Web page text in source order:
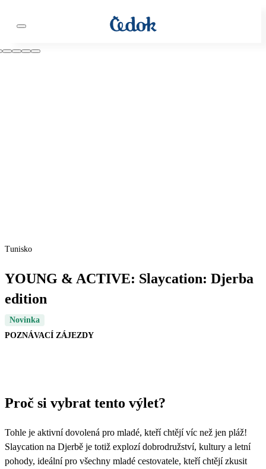
Tunisko
YOUNG & ACTIVE: Slaycation: Djerba
edition
Novinka
POZNÁVACÍ ZÁJEZDY
Proč si vybrat tento výlet?
Tohle je aktivní dovolená pro mladé, kteří chtějí víc než jen pláž!
Slaycation na Djerbě je totiž explozí dobrodružství, kultury a letní
pohody, ideální pro všechny mladé cestovatele, kteří chtějí zkusit